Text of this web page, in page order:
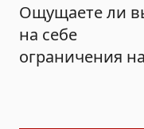
Ощущаете ли
на себе
ограничения на